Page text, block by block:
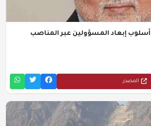
إبعاد المسؤولين عبر المناصب
المصدر